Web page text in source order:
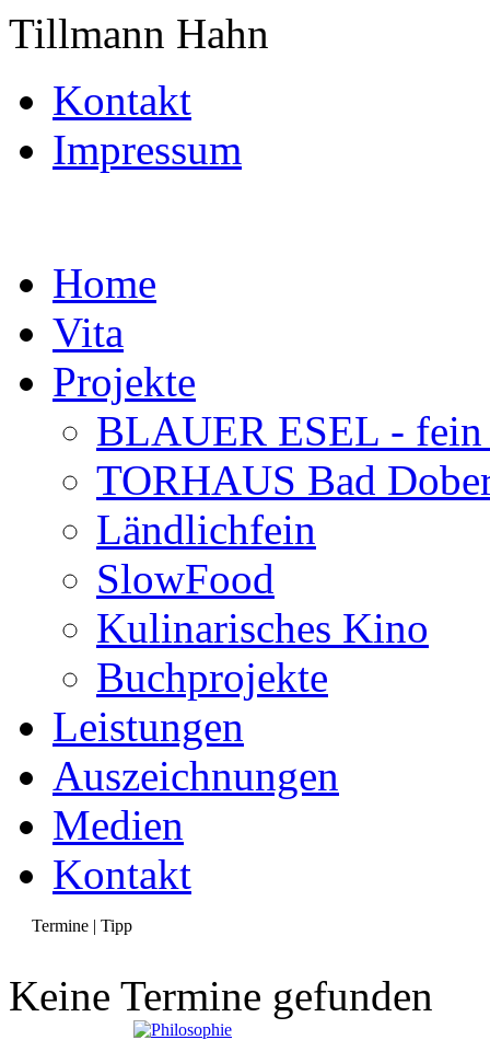
Tillmann Hahn
Kontakt
Impressum
Home
Vita
Projekte
BLAUER ESEL -
TORHAUS Bad
Ländlichfein
SlowFood
Kulinarisches Kino
Buchprojekte
Leistungen
Auszeichnungen
Medien
Kontakt
Termine | Tipp
Keine Termine gefunden